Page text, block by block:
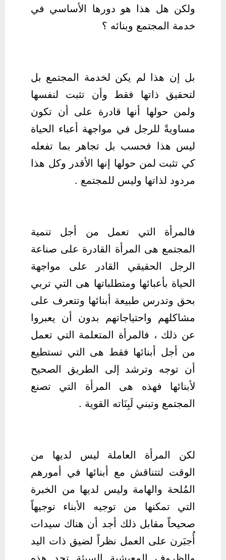
ولكن هل هذا هو دورها الأساسي في
خدمة المجتمع وبنائه ؟
بل إن هذا لم يكن لخدمة المجتمع بل
لتحقيق ذاتها فقط وأن تثبت لنفسها
ولمن حولها أنها قادرة على أن تكون
مساويةً للرجل في مواجهة أعباء الحياة
ليس هذا فحسب بل تجاهر بما تفعله
كي تثبت لمن حولها إنها الأقدر وكل هذا
مردود لذاتها وليس للمجتمع .
فالمرأة التي تعمل من أجل تنمية
المجتمع هى المرأة القادرة على صناعة
الرجل الحقيقي القادر على مواجهة
الحياة بأعبائها ومتطلباتها هى التي تربي
بحق وتدرس طبيعة أبنائها وتتعرف على
مشاكلهم واحتياجاتهم بدون أن يعبروا
عن ذلك ، فالمرأة المتعلمة التي تعمل
من أجل أبنائها فقط هى التي تستطيع
أن توجه وترشد إلى الطريق الصحيح
لأبنائها فهذه هى المرأة التي تصنع
المجتمع وتبني لَبِنَاته القوية .
لكن المرأة العاملة ليس لديها من
الوقت لتتناقش مع أبنائها في أمورهم
المُلحة والهامة وليس لديها من الخبرة
التي تمكنها من توجيه الأبناء توجيهاً
صحيحاً مقابل ذلك أجد أن هناك سيدات
أُجبَرن على العمل نظراً لضيق ذات اليد